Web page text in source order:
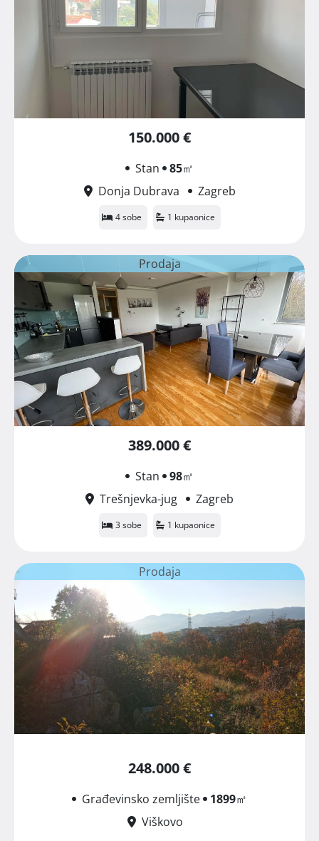
150.000 €
Stan 85㎡
Donja Dubrava
Zagreb
4 sobe 1 kupaonice
Prodaja
389.000 €
Stan 98㎡
Trešnjevka-jug
Zagreb
3 sobe 1 kupaonice
Prodaja
248.000 €
Građevinsko zemljište 1899㎡
Viškovo